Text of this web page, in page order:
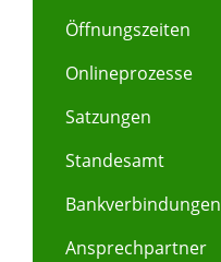
Öffnungszeiten
Onlineprozesse
Satzungen
Standesamt
Bankverbindungen
Ansprechpartner